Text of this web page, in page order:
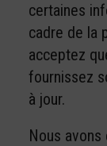
certaines
cadre de la
acceptez
fournissez
à jour.
Nous